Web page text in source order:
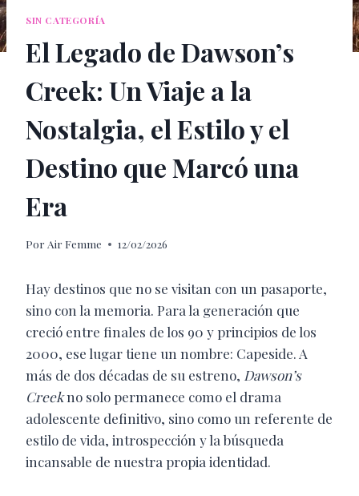
SIN CATEGORÍA
El Legado de Dawson’s
Creek: Un Viaje a la
Nostalgia, el Estilo y el
Destino que Marcó una
Era
Por Air Femme 12/02/2026
Hay destinos que no se visitan con un pasaporte,
sino con la memoria. Para la generación que
creció entre finales de los 90 y principios de los
2000, ese lugar tiene un nombre: Capeside. A
más de dos décadas de su estreno, Dawson’s
Creekno solo permanece como el drama
adolescente definitivo, sino como un referente de
estilo de vida, introspección y la búsqueda
incansable de nuestra propia identidad.